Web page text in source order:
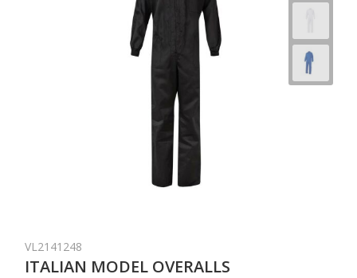
VL2141248
ITALIAN MODEL OVERALLS